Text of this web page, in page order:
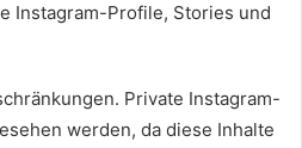
Instagram-Profile, Stories und
Private Instagram-
werden, da diese Inhalte